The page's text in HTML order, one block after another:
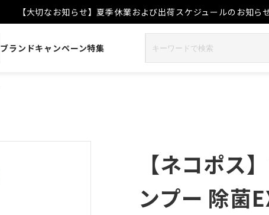
【大切なお知らせ】夏季休業および出荷スケジュールのお知ら
ブランドキャンペーン特集
【ネコポス
ンプー 除菌